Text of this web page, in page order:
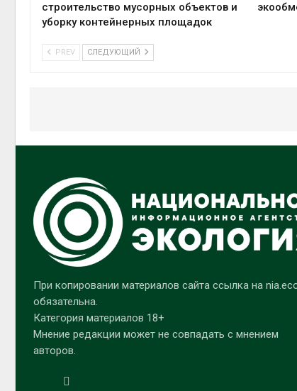
строительство мусорных объектов и
уборку контейнерных площадок
PREV СЛЕДУЮЩИЙ
При копировании материалов сайта ссылка на
обязательна.
Категория материалов 18+
Мнение редакции может не совпадать с мнением
авторов.